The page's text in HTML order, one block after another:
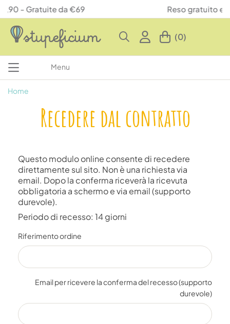
Reso gratuito entro 14 giorni
(0)
Menu
Home
Recedere dal contratto
Questo modulo online consente di recedere
direttamente sul sito. Non è una richiesta via
email. Dopo la conferma riceverà la ricevuta
obbligatoria a schermo e via email (supporto
durevole).
Periodo di recesso: 14 giorni
Riferimento ordine
Email per ricevere la conferma del recesso (supporto
durevole)